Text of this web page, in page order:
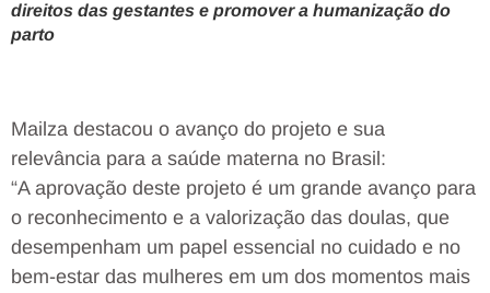
direitos das gestantes e promover a humanização do
parto
Mailza destacou o avanço do projeto e sua
relevância para a saúde materna no Brasil:
“A aprovação deste projeto é um grande avanço para
o reconhecimento e a valorização das doulas, que
desempenham um papel essencial no cuidado e no
bem-estar das mulheres em um dos momentos mais